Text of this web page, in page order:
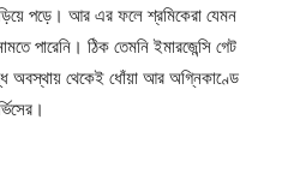
পড়ে। আর এর ফলে শ্রমিকেরা যেমন
পারেনি। ঠিক তেমনি ইমারজেন্সি গেট
অবস্থায় থেকেই ধোঁয়া আর অগ্নিকাণ্ডে